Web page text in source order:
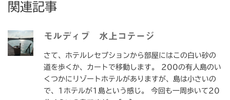
関連記事
モルディブ 水上コテージ
さて、ホテルレセプションから部屋にはこの白い砂の
道を歩くか、カートで移動します。 200の有人島のい
くつかにリゾートホテルがありますが、島は小さいの
で、1ホテルが1島という感じ。 今回も一周歩いて20